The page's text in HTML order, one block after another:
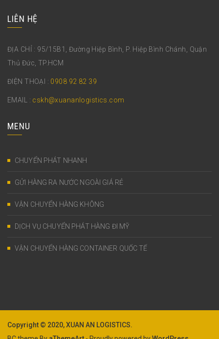
LIÊN HỆ
ĐỊA CHỈ : 95/15B1, Đường Hiệp Bình, P. Hiệp Bình Chánh, Quận
Thủ Đức, TP.HCM
ĐIỆN THOẠI : 0908 92 82 39
EMAIL : cskh@xuananlogistics.com
MENU
CHUYỂN PHÁT NHANH
GỬI HÀNG RA NƯỚC NGOÀI GIÁ RẺ
VẬN CHUYỂN HÀNG KHÔNG
DỊCH VỤ CHUYỂN PHÁT HÀNG ĐI MỸ
VẬN CHUYỂN HÀNG CONTAINER QUỐC TẾ
Copyright © 2020, XUAN AN LOGISTICS.